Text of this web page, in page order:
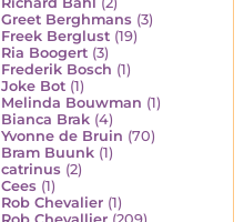
Greet Berghmans (3)
Freek Berglust (19)
Ria Boogert (3)
Frederik Bosch (1)
Joke Bot (1)
Melinda Bouwman (1)
Bianca Brak (4)
Yvonne de Bruin (70)
Bram Buunk (1)
catrinus (2)
Cees (1)
Rob Chevalier (1)